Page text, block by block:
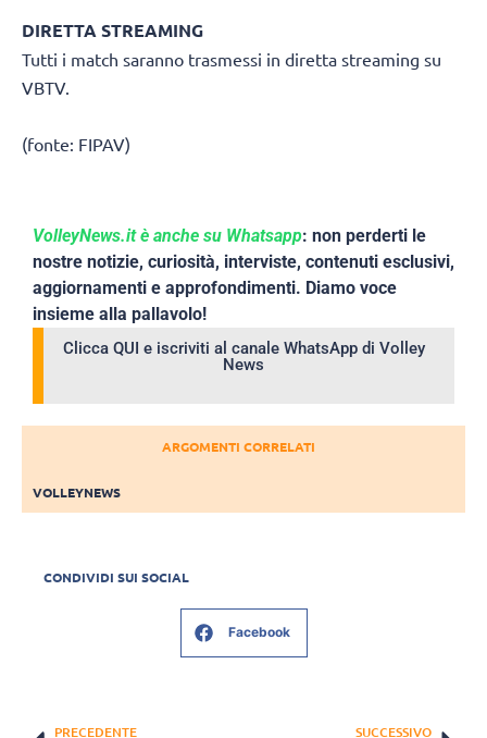
DIRETTA STREAMING
Tutti i match saranno trasmessi in diretta streaming su
VBTV.
(fonte: FIPAV)
VolleyNews.it è anche su Whatsapp: non perderti le
nostre notizie, curiosità, interviste, contenuti esclusivi,
aggiornamenti e approfondimenti. Diamo voce
insieme alla pallavolo!
Clicca QUI e iscriviti al canale WhatsApp di Volley
News
ARGOMENTI CORRELATI
VOLLEYNEWS
CONDIVIDI SUI SOCIAL
Facebook
PRECEDENTE SUCCESSIVO